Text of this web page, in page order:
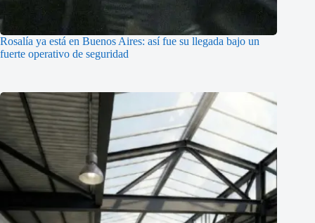
Rosalía ya está en Buenos Aires: así fue su llegada bajo un
fuerte operativo de seguridad